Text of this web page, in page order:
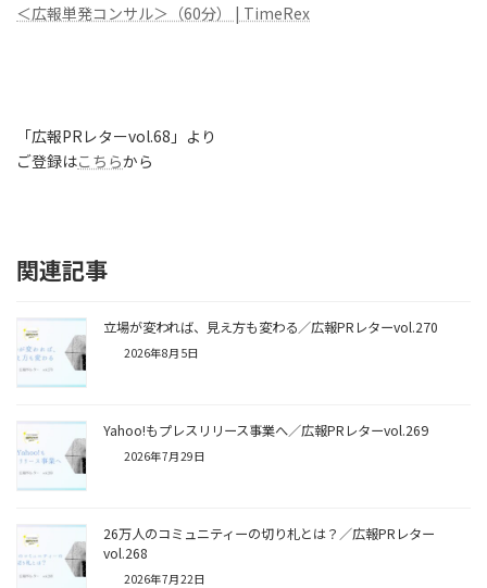
＜広報単発コンサル＞（60分） | TimeRex
「広報PRレターvol.68」より
ご登録はこちらから
関連記事
立場が変われば、見え方も変わる／広報PRレターvol.270
2026年8月5日
Yahoo!もプレスリリース事業へ／広報PRレターvol.269
2026年7月29日
26万人のコミュニティーの切り札とは？／広報PRレター
vol.268
2026年7月22日